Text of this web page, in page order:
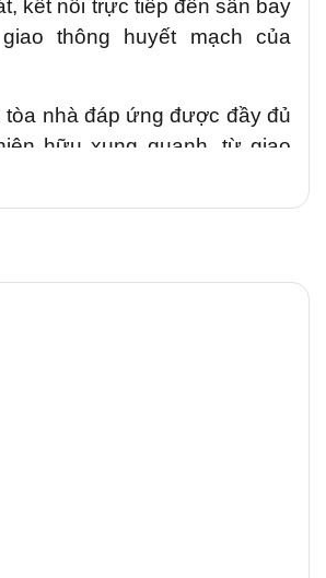
kết nối trực tiếp đến sân bay
thông huyết mạch của
tòa nhà đáp ứng được đầy đủ
hữu xung quanh, từ giao
đến các dịch vụ dân sinh.
bản theo tiêu chuẩnvăn
hạng B
trang bị các thiết bị tiên tiến,